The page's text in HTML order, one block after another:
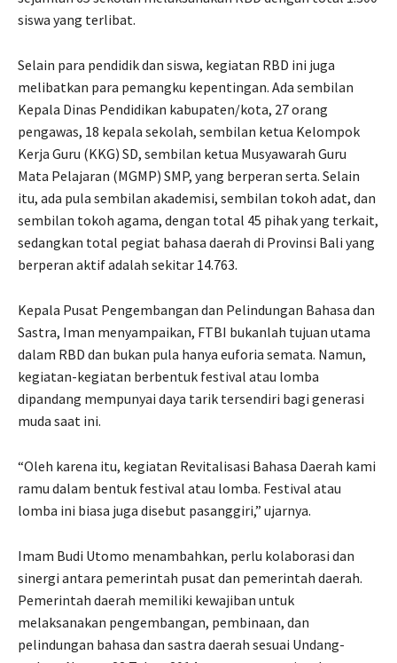
siswa yang terlibat.
Selain para pendidik dan siswa, kegiatan RBD ini juga
melibatkan para pemangku kepentingan. Ada sembilan
Kepala Dinas Pendidikan kabupaten/kota, 27 orang
pengawas, 18 kepala sekolah, sembilan ketua Kelompok
Kerja Guru (KKG) SD, sembilan ketua Musyawarah Guru
Mata Pelajaran (MGMP) SMP, yang berperan serta. Selain
itu, ada pula sembilan akademisi, sembilan tokoh adat, dan
sembilan tokoh agama, dengan total 45 pihak yang terkait,
sedangkan total pegiat bahasa daerah di Provinsi Bali yang
berperan aktif adalah sekitar 14.763.
Kepala Pusat Pengembangan dan Pelindungan Bahasa dan
Sastra, Iman menyampaikan, FTBI bukanlah tujuan utama
dalam RBD dan bukan pula hanya euforia semata. Namun,
kegiatan-kegiatan berbentuk festival atau lomba
dipandang mempunyai daya tarik tersendiri bagi generasi
muda saat ini.
“Oleh karena itu, kegiatan Revitalisasi Bahasa Daerah kami
ramu dalam bentuk festival atau lomba. Festival atau
lomba ini biasa juga disebut pasanggiri,” ujarnya.
Imam Budi Utomo menambahkan, perlu kolaborasi dan
sinergi antara pemerintah pusat dan pemerintah daerah.
Pemerintah daerah memiliki kewajiban untuk
melaksanakan pengembangan, pembinaan, dan
pelindungan bahasa dan sastra daerah sesuai Undang-